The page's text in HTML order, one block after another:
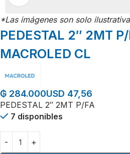
*Las imágenes son solo
PEDESTAL 2″ 2MT
MACROLED CL
₲ 284.000USD 47,56
PEDESTAL 2″ 2MT P/FA
7 disponibles